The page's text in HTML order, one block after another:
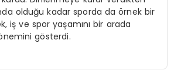
olduğu kadar sporda da örnek bir
iş ve spor yaşamını bir arada
gösterdi.